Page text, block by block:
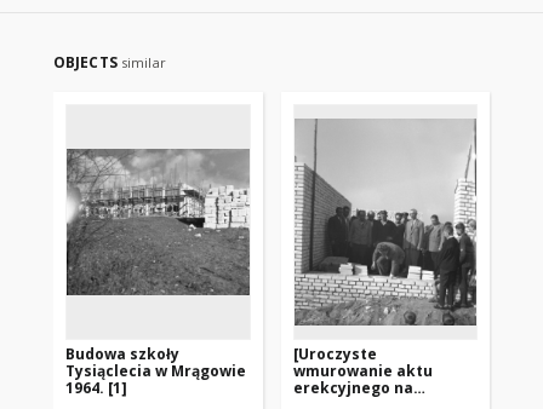
OBJECTS similar
Budowa szkoły
Tysiąclecia w Mrągowie
1964. [1]
[Uroczyste
wmurowanie aktu
erekcyjnego na